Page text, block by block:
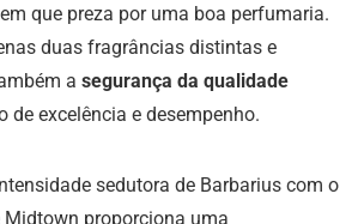
que preza por uma boa perfumaria.
duas fragrâncias distintas e
a segurança da qualidade
de excelência e desempenho.
sedutora de Barbarius com o
Midtown proporciona uma